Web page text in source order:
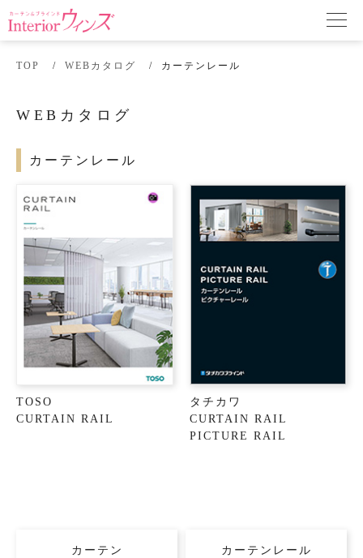
TOP WEBカタログ カーテンレール
WEBカタログ
カーテンレール
TOSO
CURTAIN RAIL
タチカワ
CURTAIN RAIL
PICTURE RAIL
カーテン カーテンレール